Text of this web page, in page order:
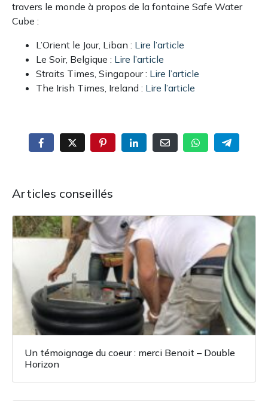
travers le monde à propos de la fontaine Safe Water
Cube :
L’Orient le Jour, Liban : Lire l’article
Le Soir, Belgique : Lire l’article
Straits Times, Singapour : Lire l’article
The Irish Times, Ireland : Lire l’article
Articles conseillés
Un témoignage du coeur : merci Benoit – Double
Horizon